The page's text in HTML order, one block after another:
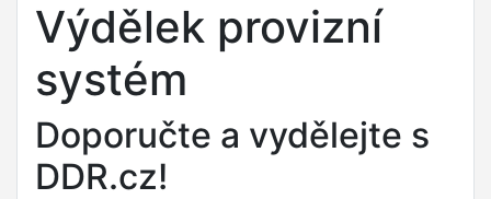
Výdělek provizní
systém
Doporučte a vydělejte s
DDR.cz!